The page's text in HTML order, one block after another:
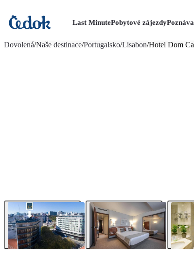
Last MinutePobytové zájezdy
Dovolená/Naše destinace/Portugalsko/Lisabon/Hotel Dom